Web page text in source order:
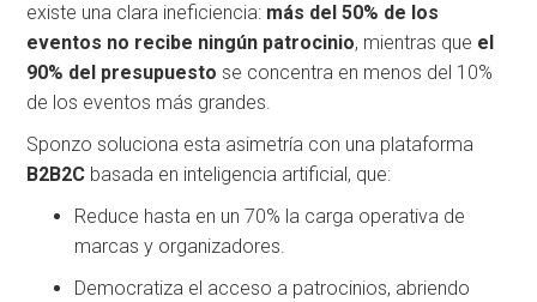
existe una clara ineficiencia: más del 50% de los
eventos no recibe ningún patrocinio, mientras que el
90% del presupuesto se concentra en menos del 10%
de los eventos más grandes.
Sponzo soluciona esta asimetría con una plataforma
B2B2C basada en inteligencia artificial, que:
Reduce hasta en un 70% la carga operativa de
marcas y organizadores.
Democratiza el acceso a patrocinios, abriendo